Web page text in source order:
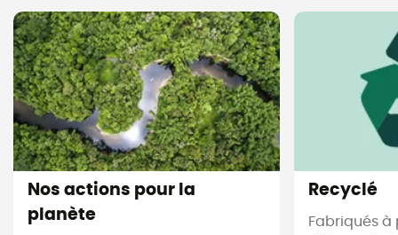
Nos actions pour la
planète
Recyclé
Fabriqués à